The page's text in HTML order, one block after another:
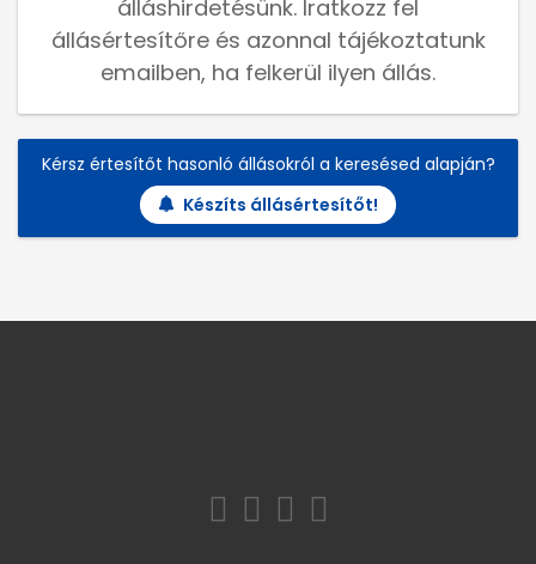
álláshirdetésünk. Iratkozz fel
állásértesítőre és azonnal tájékoztatunk
emailben, ha felkerül ilyen állás.
Kérsz értesítőt hasonló állásokról a keresésed alapján?
Készíts állásértesítőt!